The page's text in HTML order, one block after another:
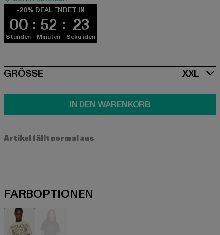
-20% DEAL ENDET IN
00
Stunden
52
Minuten
23
Sekunden
SIZE
GRÖSSE XXL
IN DEN WARENKORB
Artikel fällt normal aus
FARBOPTIONEN